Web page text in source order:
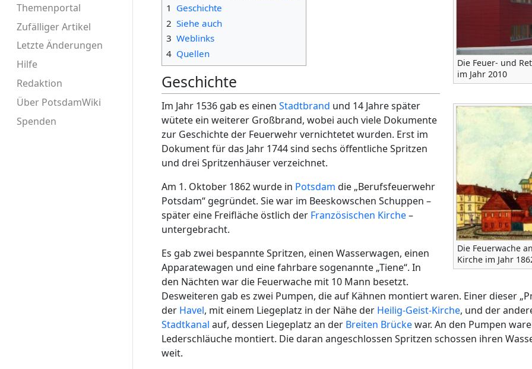
Themenportal
Zufälliger Artikel
Letzte Änderungen
Hilfe
Redaktion
Über PotsdamWiki
Spenden
Die Feuer- und
im Jahr 2010
1 Geschichte
2 Siehe auch
3 Weblinks
4 Quellen
Geschichte
Die Feuerwache
Kirche im Jahr
Im Jahr 1536 gab es einen Stadtbrand und 14 Jahre später
wütete ein weiterer Großbrand, wobei auch viele Dokumente
zur Geschichte der Feuerwehr vernichtetet wurden. Erst im
Dokument für das Jahr 1744 sind sechs öffentliche Spritzen
und drei Spritzenhäuser verzeichnet.
Am 1. Oktober 1862 wurde in Potsdam die „Berufsfeuerwehr
Potsdam“ gegründet. Sie war im Beeskowschen Schuppen –
später eine Freifläche östlich der Französischen Kirche–
untergebracht.
Es gab zwei bespannte Spritzen, einen Wasserwagen, einen
Apparatewagen und eine fahrbare sogenannte „Tiene“. In
den Nächten war die Feuerwache mit 10 Mann besetzt.
Desweiteren gab es zwei Pumpen, die auf Kähnen montiert waren. Einer dieser
der Havel, mit einem Liegeplatz in der Nähe der Heilig-Geist-Kirche, und der
Stadtkanal auf, dessen Liegeplatz an der Breiten Brückewar. An den Pumpen
Lederschläuche montiert. Die daran angeschlossen Spritzen schossen ihren
weit.